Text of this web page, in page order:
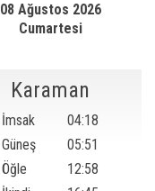
08 Ağustos 2026
Cumartesi
Karaman
İmsak
04:18
Güneş
05:51
Öğle
12:58